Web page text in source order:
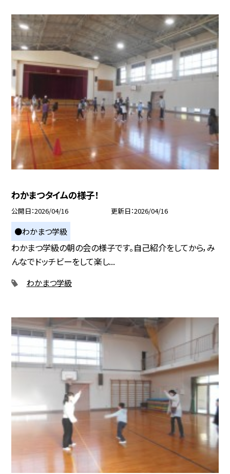
わかまつタイムの様子！
公開日 2026/04/16 更新日 2026/04/16
●わかまつ学級
わかまつ学級の朝の会の様子です。自己紹介をしてから，み
んなでドッチビーをして楽し...
わかまつ学級